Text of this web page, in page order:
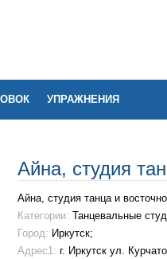
УПРАЖНЕНИЯ
Айна, студия
Айна, студия танца и
Категории: Танцевальные
Город: Иркутск;
Адрес1: г. Иркутск ул.